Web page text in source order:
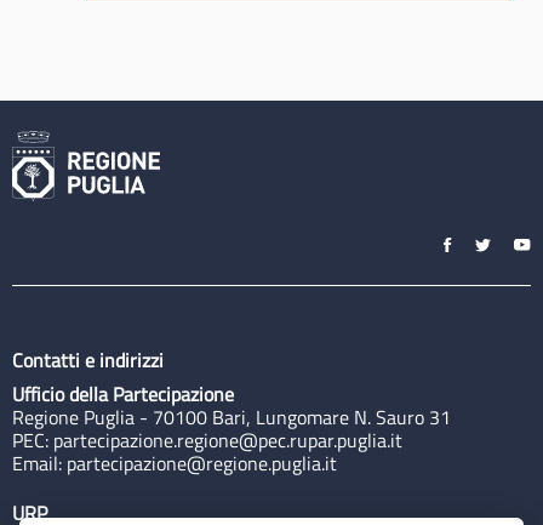
Contatti e indirizzi
Ufficio della Partecipazione
Regione Puglia - 70100 Bari, Lungomare N. Sauro 31
PEC: partecipazione.regione@pec.rupar.puglia.it
Email: partecipazione@regione.puglia.it
URP